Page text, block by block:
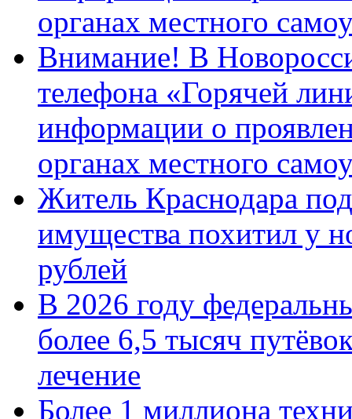
органах местного
Внимание! В
телефона «Горячей
информации о
органах местного
Житель Краснодара
имущества похитил у
рублей
В 2026 году
более 6,5 тысяч
лечение
Более 1 миллиона